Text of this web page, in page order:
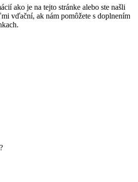
ako je na tejto stránke alebo ste našli
vďační, ak nám pomôžete s doplnením